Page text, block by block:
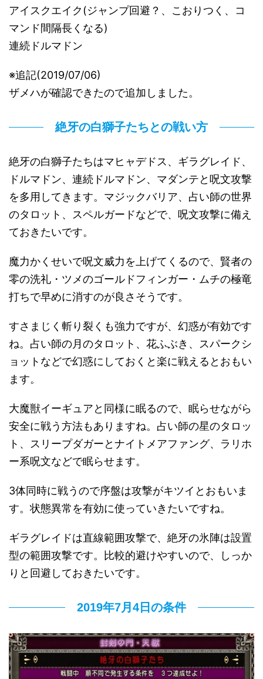
アイスクエイク(ジャンプ回避？、こおりつく、コ
マンド間隔長くなる)
連続ドルマドン
※追記(2019/07/06)
ザメハが確認できたので追加しました。
絶牙の白獅子たちとの戦い方
絶牙の白獅子たちはマヒャデドス、ギラグレイド、
ドルマドン、連続ドルマドン、マダンテと呪文攻撃
を多用してきます。マジックバリア、占い師の世界
のタロット、スペルガードなどで、呪文攻撃に備え
ておきたいです。
魔力かくせいで呪文威力を上げてくるので、賢者の
零の洗礼・ツメのゴールドフィンガー・ムチの極竜
打ちで早めに消すのが良さそうです。
すさまじく斬り裂くも強力ですが、幻惑が有効です
ね。占い師の月のタロット、花ふぶき、スパークシ
ョットなどで幻惑にしておくと楽に戦えるとおもい
ます。
大魔獣イーギュアと同様に眠るので、眠らせながら
安全に戦う方法もありますね。占い師の星のタロッ
ト、スリープダガーとナイトメアファング、ラリホ
ー系呪文などで眠らせます。
3体同時に戦うので序盤は攻撃がキツイとおもいま
す。状態異常を有効に使っていきたいですね。
ギラグレイドは直線範囲攻撃で、絶牙の氷陣は設置
型の範囲攻撃です。比較的避けやすいので、しっか
りと回避しておきたいです。
2019年7月4日の条件